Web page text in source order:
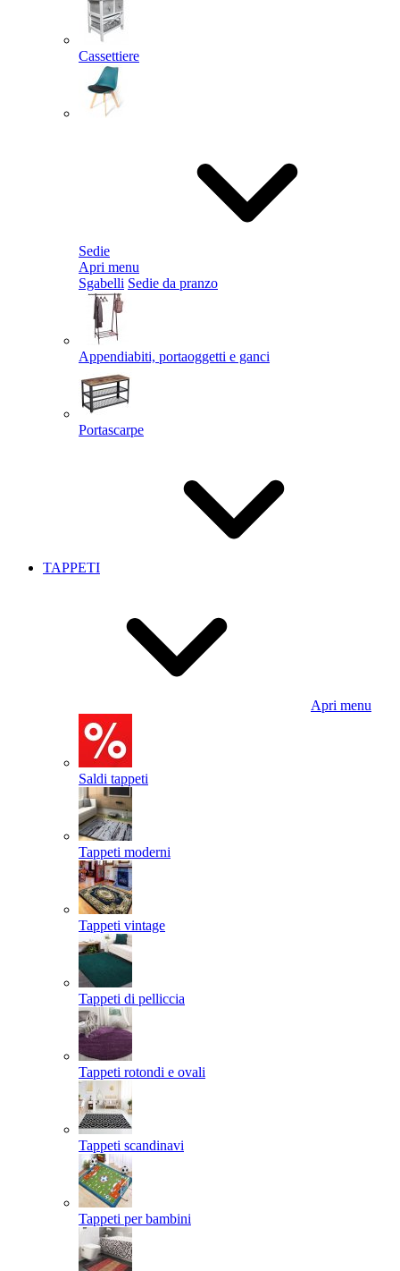
Cassettiere
Sedie
Apri menu
Sgabelli Sedie da pranzo
Appendiabiti, portaoggetti e ganci
Portascarpe
TAPPETI
Apri menu
Saldi tappeti
Tappeti moderni
Tappeti vintage
Tappeti di pelliccia
Tappeti rotondi e ovali
Tappeti scandinavi
Tappeti per bambini